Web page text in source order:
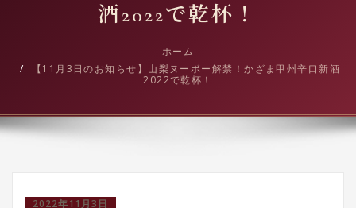
ン
り
替
酒2022で乾杯！
ホーム
【11月3日のお知らせ】山梨ヌーボー解禁！かざま甲州辛口新酒
2022で乾杯！
2022年11月3日